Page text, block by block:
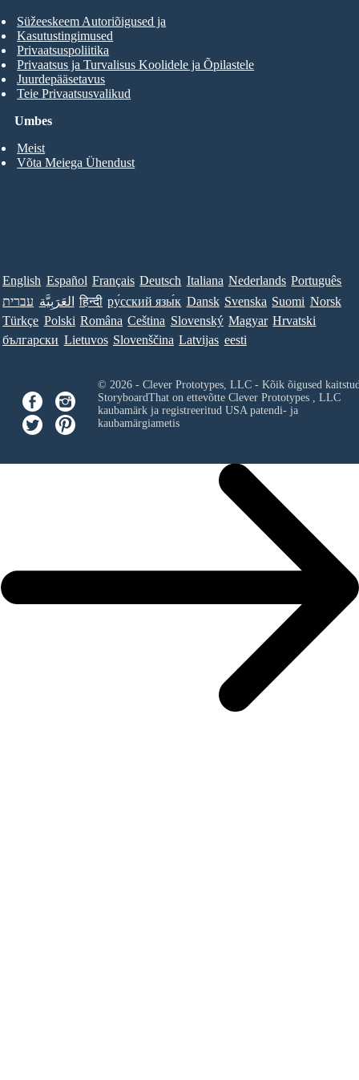
Umbes
Meist
Võta Meiega Ühendust
Süžeeskeem Autoriõigused ja
Kasutustingimused
Privaatsuspoliitika
Privaatsus ja Turvalisus Koolidele ja Õpilastele
Juurdepääsetavus
Teie Privaatsusvalikud
English Español Français Deutsch Italiana Nederlands Português
עברית العَرَبِيَّة हिन्दी ру́сский язы́к Dansk Svenska Suomi Norsk
Türkçe Polski Româna Ceština Slovenský Magyar Hrvatski
български Lietuvos Slovenščina Latvijas eesti
© 2026 - Clever Prototypes, LLC - Kõik õigused
StoryboardThat on ettevõtte Clever Prototypes , LLC
kaubamärk ja registreeritud USA patendi- ja
kaubamärgiametis